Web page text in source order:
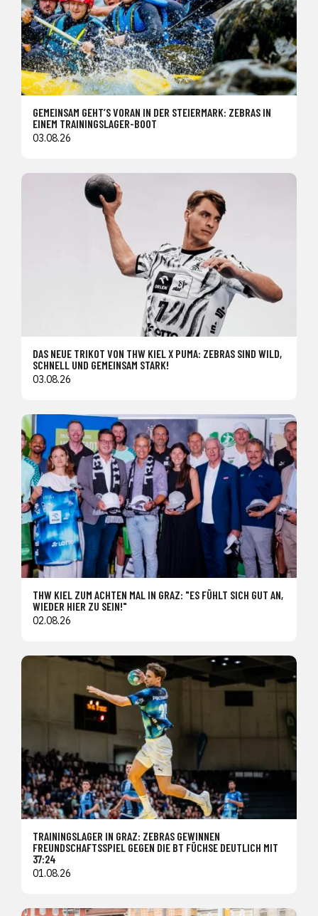
GEMEINSAM GEHT’S VORAN IN DER STEIERMARK: ZEBRAS IN
EINEM TRAININGSLAGER-BOOT
03.08.26
DAS NEUE TRIKOT VON THW KIEL X PUMA: ZEBRAS SIND WILD,
SCHNELL UND GEMEINSAM STARK!
03.08.26
THW KIEL ZUM ACHTEN MAL IN GRAZ: "ES FÜHLT SICH GUT AN,
WIEDER HIER ZU SEIN!"
02.08.26
TRAININGSLAGER IN GRAZ: ZEBRAS GEWINNEN
FREUNDSCHAFTSSPIEL GEGEN DIE BT FÜCHSE DEUTLICH MIT
37:24
01.08.26